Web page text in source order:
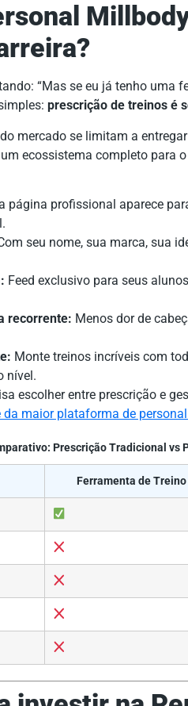
“Mas se eu já tenho uma
prescrição de treinos é
mercado se limitam a
ecossistema completo para
página profissional aparece
seu nome, sua marca, sua
Feed exclusivo para seus
recorrente: Menos dor de
Monte treinos incríveis com
nível.
escolher entre prescrição e
maior plataforma de
Prescrição Tradicional vs
Ferramenta de